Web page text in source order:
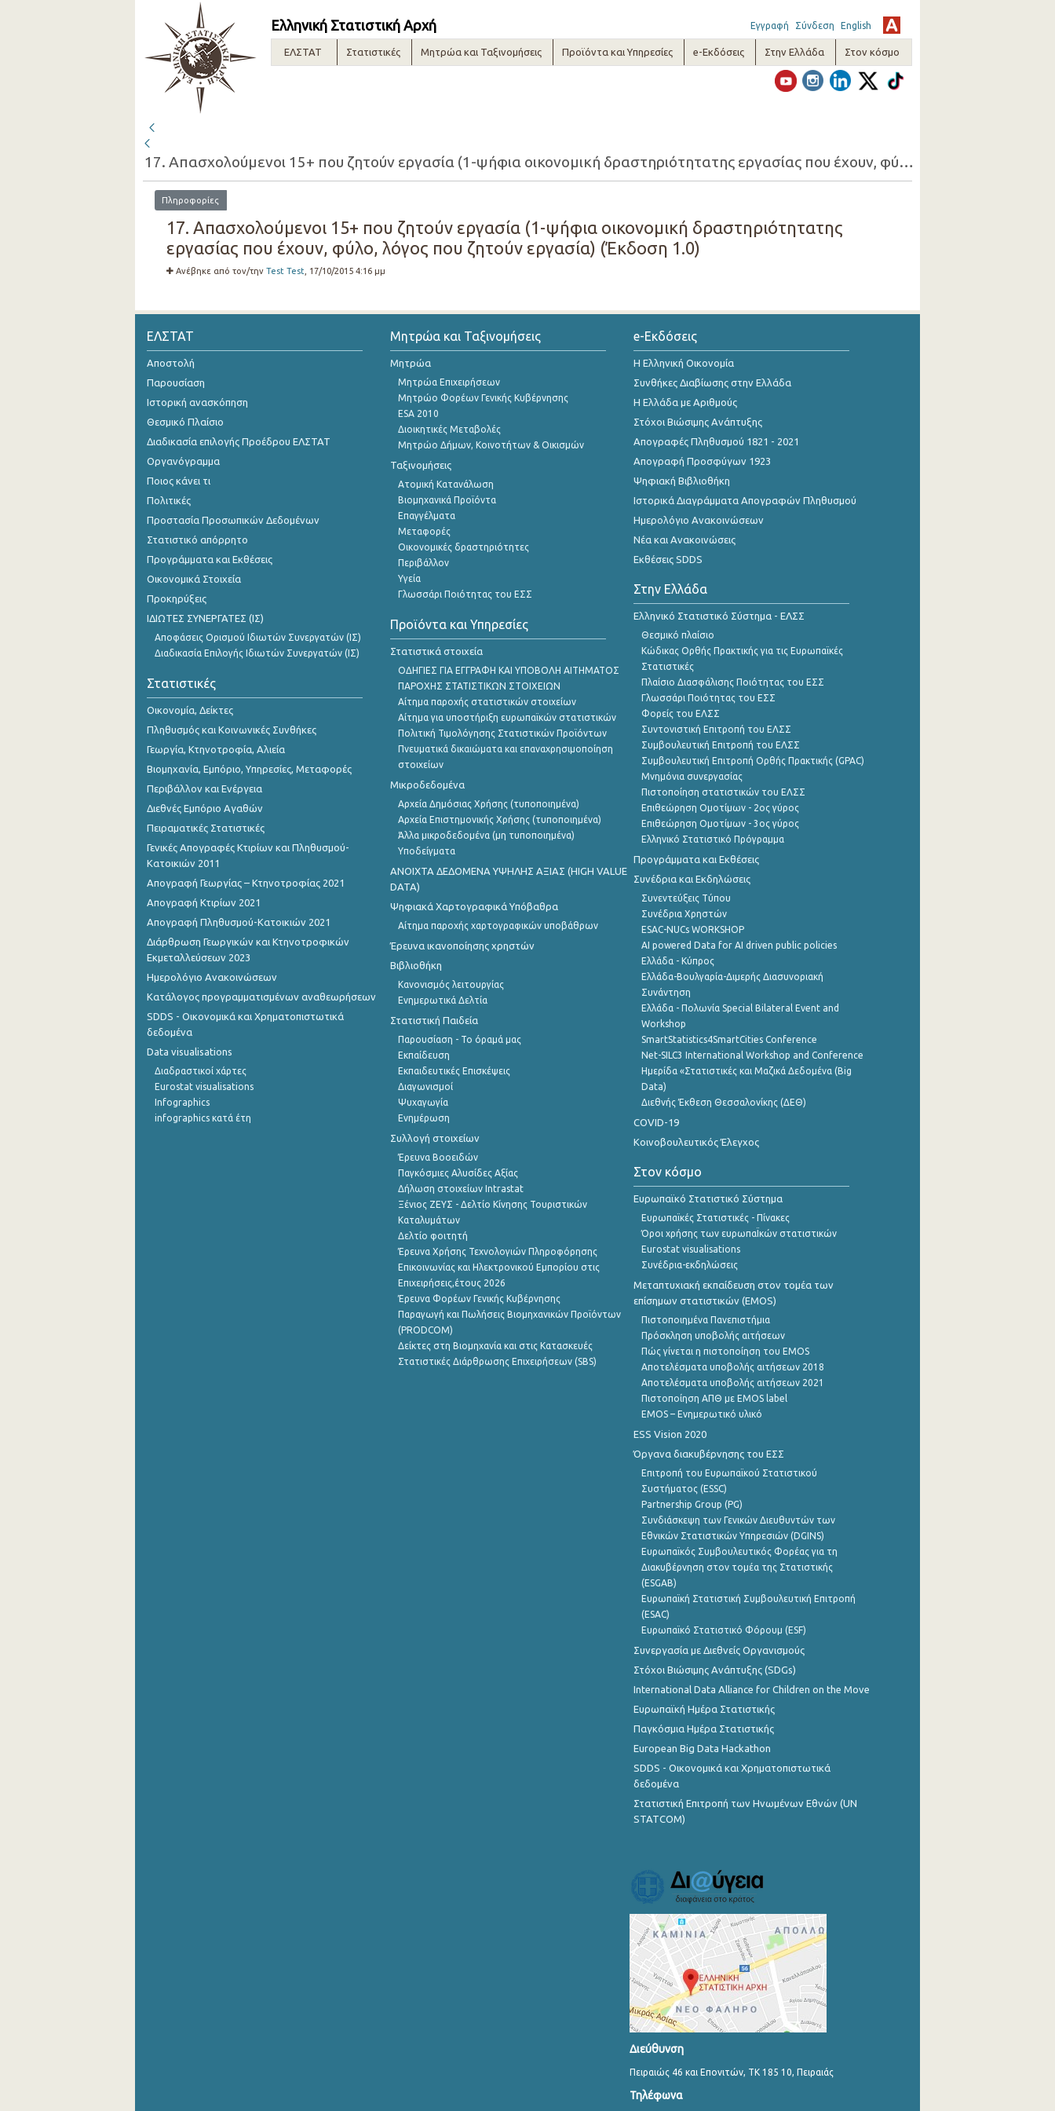
Ελληνική Στατιστική Αρχή Εγγραφή Σύνδεση English
ΕΛΣΤΑΤ Στατιστικές Μητρώα και Ταξινομήσεις Προϊόντα και Υπηρεσίες e-Εκδόσεις Στην Ελλάδα Στον κόσμο
17. Απασχολούμενοι 15+ που ζητούν εργασία (1-ψήφια οικονομική δραστηριότητατης εργασίας που έχουν, φύλο, λόγος που ζητούν εργασία)
Πληροφορίες
17. Απασχολούμενοι 15+ που ζητούν εργασία (1-ψήφια οικονομική δραστηριότητατης
εργασίας που έχουν, φύλο, λόγος που ζητούν εργασία) (Έκδοση 1.0)
Ανέβηκε από τον/την Test Test , 17/10/2015 4:16 μμ
ΕΛΣΤΑΤ
Αποστολή
Παρουσίαση
Ιστορική ανασκόπηση
Θεσμικό Πλαίσιο
Διαδικασία επιλογής Προέδρου ΕΛΣΤΑΤ
Οργανόγραμμα
Ποιος κάνει τι
Πολιτικές
Προστασία Προσωπικών Δεδομένων
Στατιστικό απόρρητο
Προγράμματα και Εκθέσεις
Οικονομικά Στοιχεία
Προκηρύξεις
ΙΔΙΩΤΕΣ ΣΥΝΕΡΓΑΤΕΣ (ΙΣ)
Αποφάσεις Ορισμού Ιδιωτών Συνεργατών (ΙΣ)
Διαδικασία Επιλογής Ιδιωτών Συνεργατών (ΙΣ)
Στατιστικές
Οικονομία, Δείκτες
Πληθυσμός και Κοινωνικές Συνθήκες
Γεωργία, Κτηνοτροφία, Αλιεία
Βιομηχανία, Εμπόριο, Υπηρεσίες, Μεταφορές
Περιβάλλον και Ενέργεια
Διεθνές Εμπόριο Αγαθών
Πειραματικές Στατιστικές
Γενικές Απογραφές Κτιρίων και Πληθυσμού-
Κατοικιών 2011
Απογραφή Γεωργίας – Κτηνοτροφίας 2021
Απογραφή Κτιρίων 2021
Απογραφή Πληθυσμού-Κατοικιών 2021
Διάρθρωση Γεωργικών και Κτηνοτροφικών
Εκμεταλλεύσεων 2023
Ημερολόγιο Ανακοινώσεων
Κατάλογος προγραμματισμένων αναθεωρήσεων
SDDS - Οικονομικά και Χρηματοπιστωτικά
δεδομένα
Data visualisations
Διαδραστικοί χάρτες
Eurostat visualisations
Infographics
infographics κατά έτη
Μητρώα και Ταξινομήσεις
Μητρώα
Μητρώα Επιχειρήσεων
Μητρώο Φορέων Γενικής Κυβέρνησης
ESA 2010
Διοικητικές Μεταβολές
Μητρώο Δήμων, Κοινοτήτων & Οικισμών
Ταξινομήσεις
Ατομική Κατανάλωση
Βιομηχανικά Προϊόντα
Επαγγέλματα
Μεταφορές
Οικονομικές δραστηριότητες
Περιβάλλον
Υγεία
Γλωσσάρι Ποιότητας του ΕΣΣ
Προϊόντα και Υπηρεσίες
Στατιστικά στοιχεία
ΟΔΗΓΙΕΣ ΓΙΑ ΕΓΓΡΑΦΗ ΚΑΙ ΥΠΟΒΟΛΗ ΑΙΤΗΜΑΤΟΣ
ΠΑΡΟΧΗΣ ΣΤΑΤΙΣΤΙΚΩΝ ΣΤΟΙΧΕΙΩΝ
Αίτημα παροχής στατιστικών στοιχείων
Αίτημα για υποστήριξη ευρωπαϊκών στατιστικών
Πολιτική Τιμολόγησης Στατιστικών Προϊόντων
Πνευματικά δικαιώματα και επαναχρησιμοποίηση
στοιχείων
Μικροδεδομένα
Αρχεία Δημόσιας Χρήσης (τυποποιημένα)
Αρχεία Επιστημονικής Χρήσης (τυποποιημένα)
Άλλα μικροδεδομένα (μη τυποποιημένα)
Υποδείγματα
ANOIXTA ΔΕΔΟΜΕΝΑ ΥΨΗΛΗΣ ΑΞΙΑΣ (HIGH VALUE
DATA)
Ψηφιακά Χαρτογραφικά Υπόβαθρα
Αίτημα παροχής χαρτογραφικών υποβάθρων
Έρευνα ικανοποίησης χρηστών
Βιβλιοθήκη
Κανονισμός λειτουργίας
Ενημερωτικά Δελτία
Στατιστική Παιδεία
Παρουσίαση - Το όραμά μας
Εκπαίδευση
Εκπαιδευτικές Επισκέψεις
Διαγωνισμοί
Ψυχαγωγία
Ενημέρωση
Συλλογή στοιχείων
Έρευνα Βοοειδών
Παγκόσμιες Αλυσίδες Αξίας
Δήλωση στοιχείων Intrastat
Ξένιος ΖΕΥΣ - Δελτίο Κίνησης Τουριστικών
Καταλυμάτων
Δελτίο φοιτητή
Έρευνα Χρήσης Τεχνολογιών Πληροφόρησης
Επικοινωνίας και Ηλεκτρονικού Εμπορίου στις
Επιχειρήσεις,έτους 2026
Έρευνα Φορέων Γενικής Κυβέρνησης
Παραγωγή και Πωλήσεις Βιομηχανικών Προϊόντων
(PRODCOM)
Δείκτες στη Βιομηχανία και στις Κατασκευές
Στατιστικές Διάρθρωσης Επιχειρήσεων (SBS)
e-Εκδόσεις
Η Ελληνική Οικονομία
Συνθήκες Διαβίωσης στην Ελλάδα
Η Ελλάδα με Αριθμούς
Στόχοι Βιώσιμης Ανάπτυξης
Απογραφές Πληθυσμού 1821 - 2021
Απογραφή Προσφύγων 1923
Ψηφιακή Βιβλιοθήκη
Ιστορικά Διαγράμματα Απογραφών Πληθυσμού
Ημερολόγιο Ανακοινώσεων
Νέα και Ανακοινώσεις
Εκθέσεις SDDS
Στην Ελλάδα
Ελληνικό Στατιστικό Σύστημα - ΕΛΣΣ
Θεσμικό πλαίσιο
Κώδικας Ορθής Πρακτικής για τις Ευρωπαϊκές
Στατιστικές
Πλαίσιο Διασφάλισης Ποιότητας του ΕΣΣ
Γλωσσάρι Ποιότητας του ΕΣΣ
Φορείς του ΕΛΣΣ
Συντονιστική Επιτροπή του ΕΛΣΣ
Συμβουλευτική Επιτροπή του ΕΛΣΣ
Συμβουλευτική Επιτροπή Ορθής Πρακτικής (GPAC)
Μνημόνια συνεργασίας
Πιστοποίηση στατιστικών του ΕΛΣΣ
Επιθεώρηση Ομοτίμων - 2ος γύρος
Επιθεώρηση Ομοτίμων - 3ος γύρος
Ελληνικό Στατιστικό Πρόγραμμα
Προγράμματα και Εκθέσεις
Συνέδρια και Εκδηλώσεις
Συνεντεύξεις Τύπου
Συνέδρια Χρηστών
ESAC-NUCs WORKSHOP
AI powered Data for AI driven public policies
Ελλάδα - Κύπρος
Ελλάδα-Βουλγαρία-Διμερής Διασυνοριακή
Συνάντηση
Ελλάδα - Πολωνία Special Bilateral Event and
Workshop
SmartStatistics4SmartCities Conference
Net-SILC3 International Workshop and Conference
Ημερίδα «Στατιστικές και Μαζικά Δεδομένα (Big
Data)
Διεθνής Έκθεση Θεσσαλονίκης (ΔΕΘ)
COVID-19
Κοινοβουλευτικός Έλεγχος
Στον κόσμο
Ευρωπαϊκό Στατιστικό Σύστημα
Ευρωπαϊκές Στατιστικές - Πίνακες
Όροι χρήσης των ευρωπαΪκών στατιστικών
Eurostat visualisations
Συνέδρια-εκδηλώσεις
Μεταπτυχιακή εκπαίδευση στον τομέα των
επίσημων στατιστικών (EMOS)
Πιστοποιημένα Πανεπιστήμια
Πρόσκληση υποβολής αιτήσεων
Πώς γίνεται η πιστοποίηση του EMOS
Αποτελέσματα υποβολής αιτήσεων 2018
Αποτελέσματα υποβολής αιτήσεων 2021
Πιστοποίηση ΑΠΘ με EMOS label
EMOS – Ενημερωτικό υλικό
ESS Vision 2020
Όργανα διακυβέρνησης του ΕΣΣ
Επιτροπή του Ευρωπαϊκού Στατιστικού
Συστήματος (ESSC)
Partnership Group (PG)
Συνδιάσκεψη των Γενικών Διευθυντών των
Εθνικών Στατιστικών Υπηρεσιών (DGINS)
Ευρωπαϊκός Συμβουλευτικός Φορέας για τη
Διακυβέρνηση στον τομέα της Στατιστικής
(ESGAB)
Ευρωπαϊκή Στατιστική Συμβουλευτική Επιτροπή
(ESAC)
Ευρωπαϊκό Στατιστικό Φόρουμ (ESF)
Συνεργασία με Διεθνείς Οργανισμούς
Στόχοι Βιώσιμης Ανάπτυξης (SDGs)
International Data Alliance for Children on the Move
Ευρωπαϊκή Ημέρα Στατιστικής
Παγκόσμια Ημέρα Στατιστικής
European Big Data Hackathon
SDDS - Οικονομικά και Χρηματοπιστωτικά
δεδομένα
Στατιστική Επιτροπή των Ηνωμένων Εθνών (UN
STATCOM)
Διεύθυνση
Πειραιώς 46 και Επονιτών, ΤΚ 185 10, Πειραιάς
Τηλέφωνα